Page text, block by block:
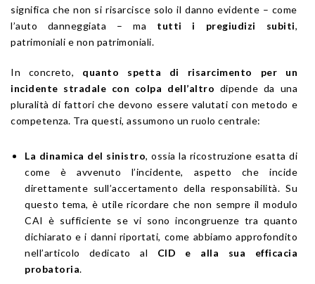
significa che non si risarcisce solo il danno evidente – come
l’auto danneggiata – ma tutti i pregiudizi subiti,
patrimoniali e non patrimoniali.
In concreto, quanto spetta di risarcimento per un
incidente stradale con colpa dell’altro dipende da una
pluralità di fattori che devono essere valutati con metodo e
competenza. Tra questi, assumono un ruolo centrale:
La dinamica del sinistro, ossia la ricostruzione esatta di
come è avvenuto l’incidente, aspetto che incide
direttamente sull’accertamento della responsabilità. Su
questo tema, è utile ricordare che non sempre il modulo
CAI è sufficiente se vi sono incongruenze tra quanto
dichiarato e i danni riportati, come abbiamo approfondito
nell’articolo dedicato al CID e alla sua efficacia
probatoria.